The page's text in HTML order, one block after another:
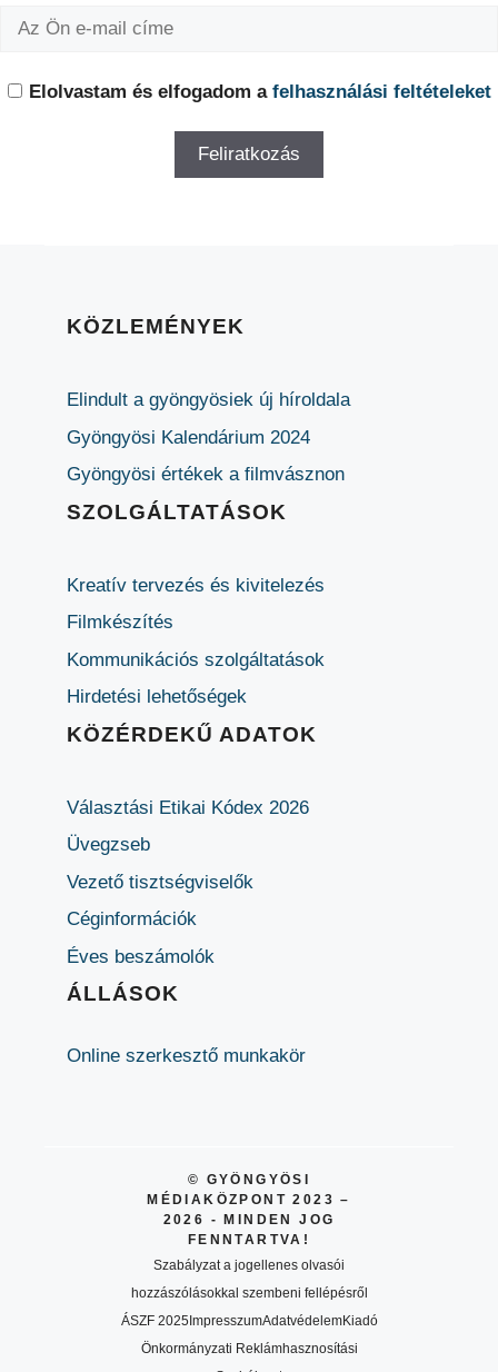
Elolvastam és elfogadom a felhasználási feltételeket
KÖZLEMÉNYEK
Elindult a gyöngyösiek új híroldala
Gyöngyösi Kalendárium 2024
Gyöngyösi értékek a filmvásznon
SZOLGÁLTATÁSOK
Kreatív tervezés és kivitelezés
Filmkészítés
Kommunikációs szolgáltatások
Hirdetési lehetőségek
KÖZÉRDEKŰ ADATOK
Választási Etikai Kódex 2026
Üvegzseb
Vezető tisztségviselők
Céginformációk
Éves beszámolók
ÁLLÁSOK
Online szerkesztő munkakör
© GYÖNGYÖSI
MÉDIAKÖZPONT 2023 –
2026 - MINDEN JOG
FENNTARTVA!
Szabályzat a jogellenes olvasói
hozzászólásokkal szembeni fellépésről
ÁSZF 2025ImpresszumAdatvédelemKiadó
Önkormányzati Reklámhasznosítási